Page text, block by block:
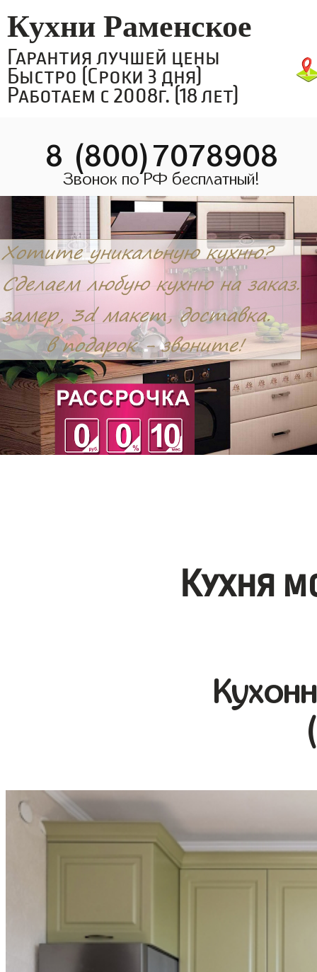
Кухни Раменское
Гарантия лучшей цены
Быстро (Сроки 3 дня)
Работаем с 2008г. (18 лет)
8 (800)7078908
Звонок по РФ бесплатный!
Кухня